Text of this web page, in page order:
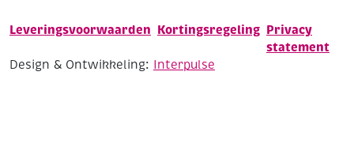
Leveringsvoorwaarden Kortingsregeling Privacy
statement
Design & Ontwikkeling: Interpulse